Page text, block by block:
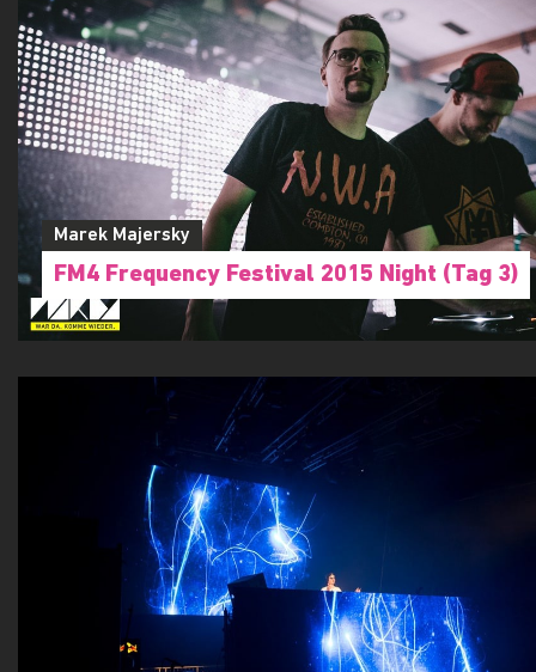
Marek Majersky
FM4 Frequency Festival 2015 Night (Tag 3)